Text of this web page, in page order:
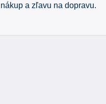
a zľavu na dopravu.